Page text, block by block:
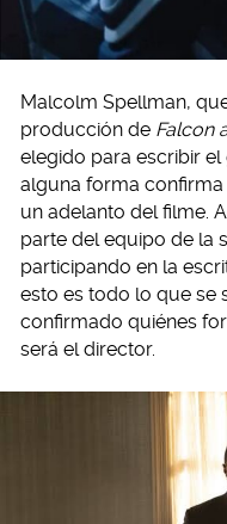
Malcolm Spellman,
producción de Falcon
elegido para escribir
alguna forma
un adelanto del filme.
parte del equipo de la
participando en la
esto es todo lo que se
confirmado quiénes
será el director.